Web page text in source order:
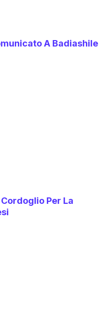
A Badiashile
Per La